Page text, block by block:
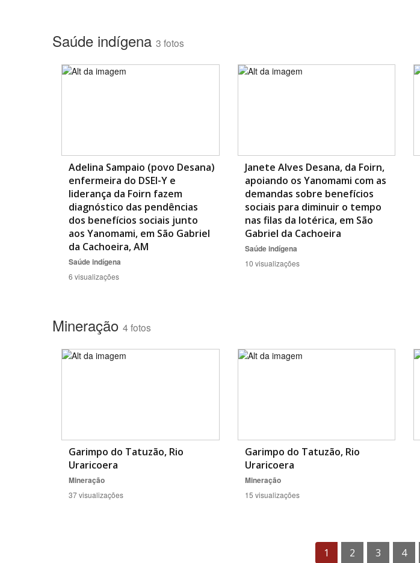
Saúde indígena 3 fotos
Adelina Sampaio (povo Desana)
enfermeira do DSEI-Y e
liderança da Foirn fazem
diagnóstico das pendências
dos benefícios sociais junto
aos Yanomami, em São Gabriel
da Cachoeira, AM
Saúde indígena
6 visualizações
Janete Alves Desana, da Foirn,
apoiando os Yanomami com as
demandas sobre benefícios
sociais para diminuir o tempo
nas filas da lotérica, em São
Gabriel da Cachoeira
Saúde indígena
10 visualizações
Mineração 4 fotos
Garimpo do Tatuzão, Rio
Uraricoera
Mineração
37 visualizações
Garimpo do Tatuzão, Rio
Uraricoera
Mineração
15 visualizações
1 2 3 4